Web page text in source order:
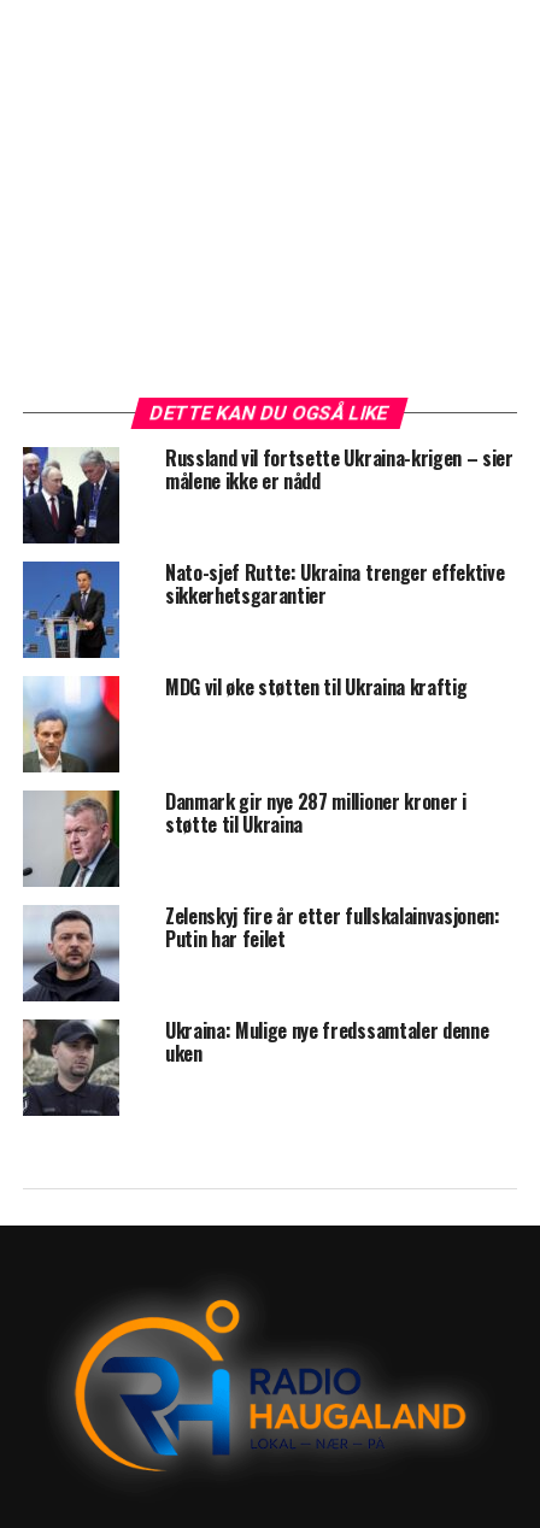
DETTE KAN DU OGSÅ LIKE
Russland vil fortsette Ukraina-krigen – sier
målene ikke er nådd
Nato-sjef Rutte: Ukraina trenger effektive
sikkerhetsgarantier
MDG vil øke støtten til Ukraina kraftig
Danmark gir nye 287 millioner kroner i
støtte til Ukraina
Zelenskyj fire år etter fullskalainvasjonen:
Putin har feilet
Ukraina: Mulige nye fredssamtaler denne
uken